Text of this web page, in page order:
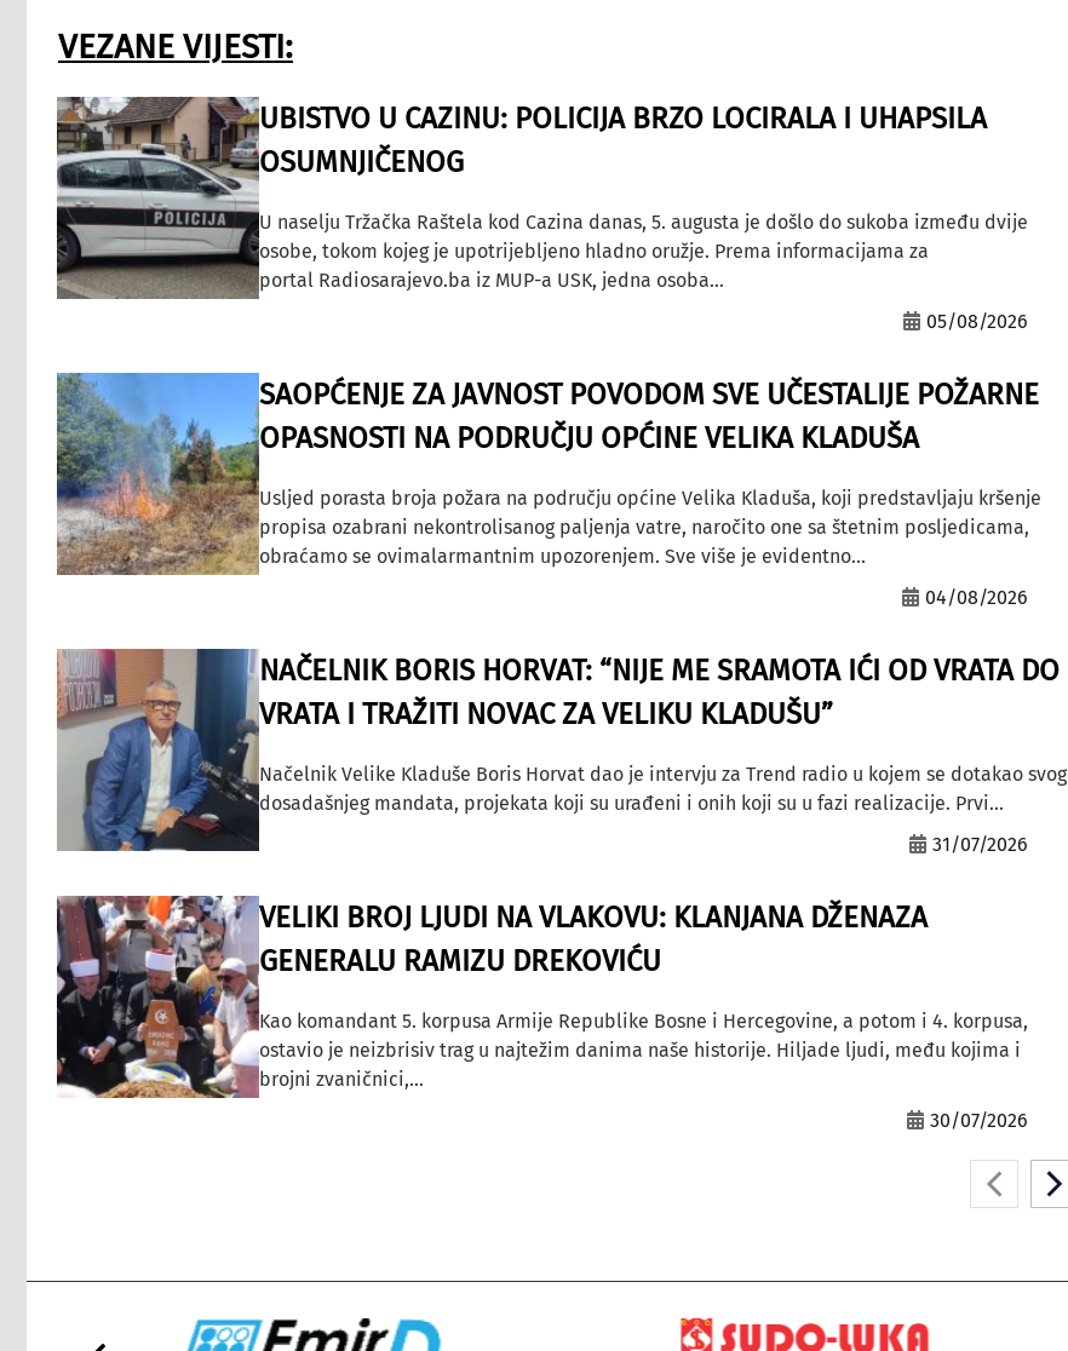
VEZANE VIJESTI:
UBISTVO U CAZINU: POLICIJA BRZO LOCIRALA I UHAPSILA
OSUMNJIČENOG
U naselju Tržačka Raštela kod Cazina danas, 5. augusta je došlo do sukoba između dvije
osobe, tokom kojeg je upotrijebljeno hladno oružje. Prema informacijama za
portal Radiosarajevo.ba iz MUP-a USK, jedna osoba...
05/08/2026
SAOPĆENJE ZA JAVNOST POVODOM SVE UČESTALIJE POŽARNE
OPASNOSTI NA PODRUČJU OPĆINE VELIKA KLADUŠA
Usljed porasta broja požara na području općine Velika Kladuša, koji predstavljaju kršenje
propisa ozabrani nekontrolisanog paljenja vatre, naročito one sa štetnim posljedicama,
obraćamo se ovimalarmantnim upozorenjem. Sve više je evidentno...
04/08/2026
NAČELNIK BORIS HORVAT: “NIJE ME SRAMOTA IĆI OD VRATA DO
VRATA I TRAŽITI NOVAC ZA VELIKU KLADUŠU”
Načelnik Velike Kladuše Boris Horvat dao je intervju za Trend radio u kojem se dotakao svog
dosadašnjeg mandata, projekata koji su urađeni i onih koji su u fazi realizacije. Prvi...
31/07/2026
VELIKI BROJ LJUDI NA VLAKOVU: KLANJANA DŽENAZA
GENERALU RAMIZU DREKOVIĆU
Kao komandant 5. korpusa Armije Republike Bosne i Hercegovine, a potom i 4. korpusa,
ostavio je neizbrisiv trag u najtežim danima naše historije. Hiljade ljudi, među kojima i
brojni zvaničnici,...
30/07/2026